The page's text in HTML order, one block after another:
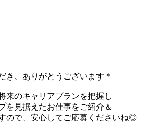
き、ありがとうございます＊
来のキャリアプランを把握し
を見据えたお仕事をご紹介＆
ので、安心してご応募くださいね◎